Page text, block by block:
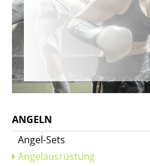
ANGELN
Angel-Sets
Angelausrüstung